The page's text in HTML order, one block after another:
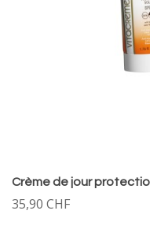
Crème de jour
35,90 CHF